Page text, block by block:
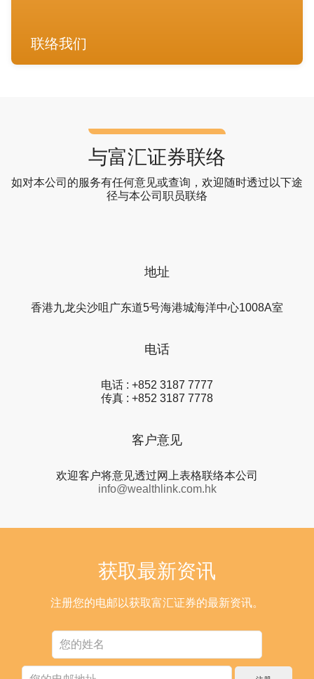
联络我们
与富汇证券联络
如对本公司的服务有任何意见或查询，欢迎随时透过以下途
径与本公司职员联络
地址
香港九龙尖沙咀广东道5号海港城海洋中心1008A室
电话
电话 : +852 3187 7777
传真 : +852 3187 7778
客户意见
欢迎客户将意见透过网上表格联络本公司
info@wealthlink.com.hk
获取最新资讯
注册您的电邮以获取富汇证券的最新资讯。